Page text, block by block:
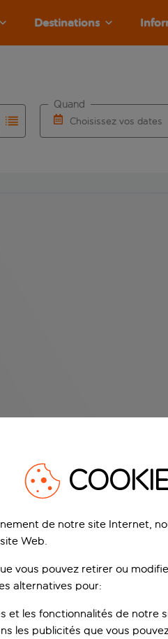
Destinations
Choisissez vos dates
Quand
de notre site Internet,
Web.
vous pouvez retirer ou
alternatives pour:
et les fonctionnalités de notre
les publicités que vous